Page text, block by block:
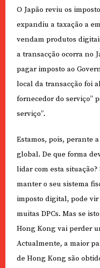
O Japão reviu os
expandiu a taxação a
vendam produtos
a transacção ocorra no
pagar imposto ao
local da transacção foi
fornecedor do serviço”
serviço”.
Estamos, pois, perante
global. De que forma
lidar com esta
manter o seu sistema
imposto digital, pode
muitas DPCs. Mas se
Hong Kong vai perder
Actualmente, a maior
de Hong Kong são